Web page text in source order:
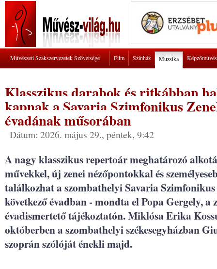
Művészeti Szakszervezetek Szövetsége Film Színház Muzsika
Klasszikus darabok és ritkábban
kapnak a Savaria Szimfonikus
évadának műsorában
Dátum: 2026. május 29., péntek, 9:42
A nagy klasszikus repertoár meghatározó
művekkel, új zenei nézőpontokkal és
találkozhat a szombathelyi Savaria Szimfonikus
következő évadban - mondta el Popa Gergely,
évadismertető tájékoztatón. Miklósa Erika
októberben a szombathelyi székesegyházban
szoprán szólóját énekli majd.